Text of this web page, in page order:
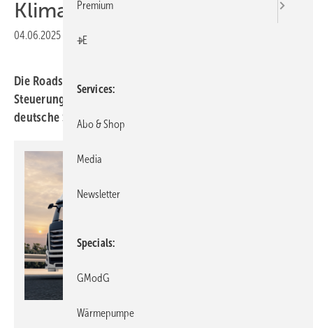
Klima­technik
04.06.2025 Druckvorschau
Die Road­show bringt das KI-basierte Sys­tem Exobox zur
Steue­rung von Kälte-, Klima- und Lüftungs­technik in 8
deutsche Städte.
Premium
+E
Services
Abo & Shop
Media
Newsletter
Specials
GModG
Wärmepumpe